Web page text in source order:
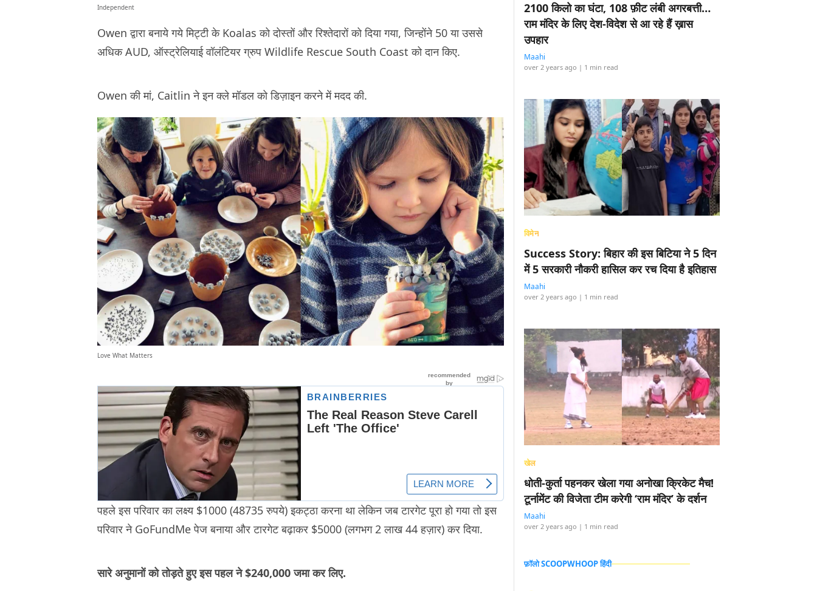
Independent
Owen द्वारा बनाये गये मिट्टी के Koalas को दोस्तों और रिश्तेदारों को दिया गया, जिन्होंने 50 या उससे
अधिक AUD, ऑस्ट्रेलियाई वॉलंटियर ग्रुप Wildlife Rescue South Coast को दान किए.
Owen की मां, Caitlin ने इन क्ले मॉडल को डिज़ाइन करने में मदद की.
Love What Matters
पहले इस परिवार का लक्ष्य $1000 (48735 रुपये) इकट्ठा करना था लेकिन जब टारगेट पूरा हो गया तो इस
परिवार ने GoFundMe पेज बनाया और टारगेट बढ़ाकर $5000 (लगभग 2 लाख 44 हज़ार) कर दिया.
सारे अनुमानों को तोड़ते हुए इस पहल ने $240,000 जमा कर लिए.
2100 किलो का घंटा, 108 फ़ीट लंबी अगरबत्ती…
राम मंदिर के लिए देश-विदेश से आ रहे हैं ख़ास
उपहार
Maahi
over 2 years ago | 1 min read
विमेन
Success Story: बिहार की इस बिटिया ने 5 दिन
में 5 सरकारी नौकरी हासिल कर रच दिया है इतिहास
Maahi
over 2 years ago | 1 min read
खेल
धोती-कुर्ता पहनकर खेला गया अनोखा क्रिकेट मैच!
टूर्नामेंट की विजेता टीम करेगी ‘राम मंदिर’ के दर्शन
Maahi
over 2 years ago | 1 min read
फ़ॉलो SCOOPWHOOP हिंदी